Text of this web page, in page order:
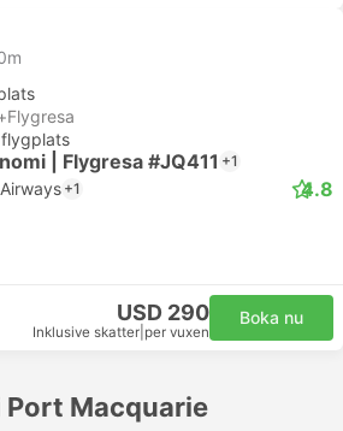
flygplats
| Flygresa #JQ411 +1
+1 4.8
USD 290
Inklusive skatter per vuxen
Boka nu
Port Macquarie